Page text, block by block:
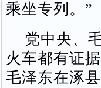
乘坐专列。”
党中央、毛
火车都有证
毛泽东在涿